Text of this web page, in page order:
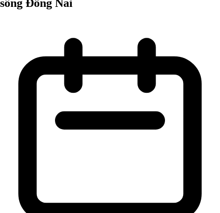
sông Đồng Nai